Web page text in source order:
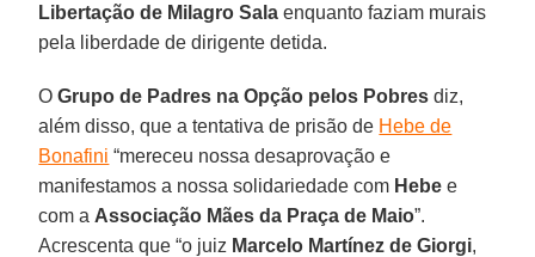
Libertação de Milagro Sala enquanto faziam murais
pela liberdade de dirigente detida.
OGrupo de Padres na Opção pelos Pobres diz,
além disso, que a tentativa de prisão de Hebe de
Bonafini “mereceu nossa desaprovação e
manifestamos a nossa solidariedade com Hebe e
com a Associação Mães da Praça de Maio”.
Acrescenta que “o juiz Marcelo Martínez de Giorgi,